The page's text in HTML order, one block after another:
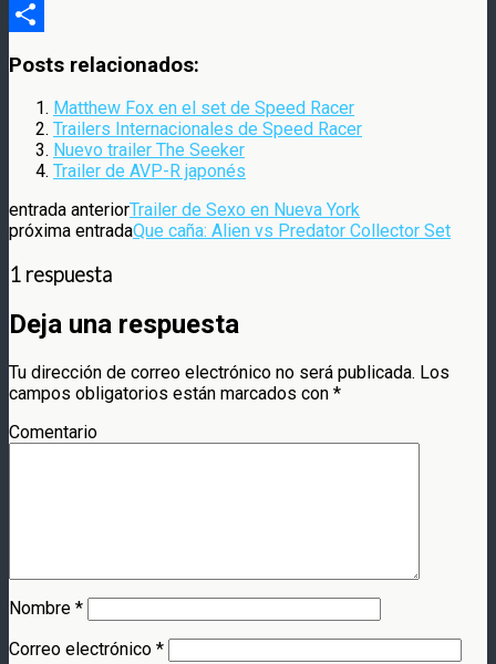
Posts relacionados:
Matthew Fox en el set de Speed Racer
Trailers Internacionales de Speed Racer
Nuevo trailer The Seeker
Trailer de AVP-R japonés
entrada anteriorTrailer de Sexo en Nueva York
próxima entradaQue caña: Alien vs Predator Collector Set
1 respuesta
Deja una respuesta
Tu dirección de correo electrónico no será publicada. Los
campos obligatorios están marcados con *
Comentario
Nombre *
Correo electrónico *